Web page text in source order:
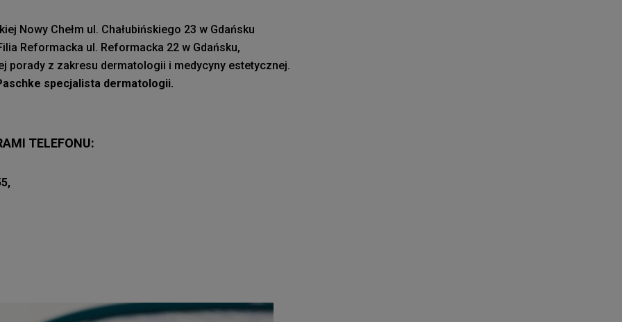
Nowy Chełm ul. Chałubińskiego 23 w Gdańsku
Reformacka ul. Reformacka 22 w Gdańsku,
porady z zakresu dermatologii i medycyny estetycznej.
specjalista dermatologii.
TELEFONU: